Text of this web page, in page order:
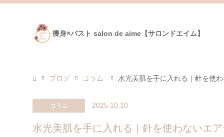
痩身×バスト salon de aime【サロンドエイム】
ブログ コラム 水光美肌を手に入れる｜針を使
コラム 2025.10.10
水光美肌を手に入れる｜針を使わないエ